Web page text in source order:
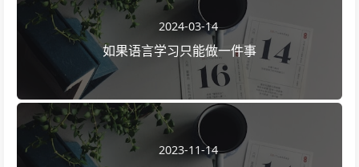
2024-03-14
如果语言学习只能做一件事
2023-11-14